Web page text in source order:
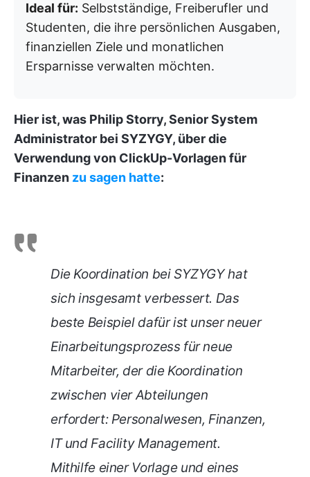
Ideal für: Selbstständige, Freiberufler und
Studenten, die ihre persönlichen Ausgaben,
finanziellen Ziele und monatlichen
Ersparnisse verwalten möchten.
Hier ist, was Philip Storry, Senior System
Administrator bei SYZYGY, über die
Verwendung von ClickUp-Vorlagen für
Finanzen zu sagen hatte:
Die Koordination bei SYZYGY hat
sich insgesamt verbessert. Das
beste Beispiel dafür ist unser neuer
Einarbeitungsprozess für neue
Mitarbeiter, der die Koordination
zwischen vier Abteilungen
erfordert: Personalwesen, Finanzen,
IT und Facility Management.
Mithilfe einer Vorlage und eines